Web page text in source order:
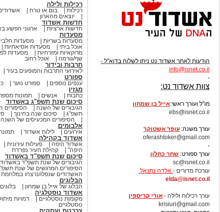
הודעות לאתר אשדוד נט ניתן לשלוח בדוא"ל -
info@isnet.co.i
-
צוות אשדוד נט:
מו"ל ועורך ראשי:אייל בן שמחון
ebs@isnet.co.il
עורך משנה: עופר אשטוקר
oferashtoker@gmail.com
-
עורך ספורט: שחר כחלון
sc@isnet.co.il
עורכת מדורים - אלדה נתנאל
elda@isnet.co.il
עורך רכילות ולילה - אורי קריספין
krisiuri@gmail.com
רכילות ולילה
רכילות בום או טרח
יוצאים מהארון
חדשות אשדוד
חדשות ארציות ארגוני הפשע
מסעדות
מסעדות בשריות
מסעדות
אוכל ביתי
מסעדות אסיאתיות
מרוקאיות ומזרחיות
מסעדות
שף/גורמה
אוכל רחוב
תרבות ובידור
לאירועי התרבות והמופעים בעיר
ספורט
ענפים נוספים ספורט נוער
מגזין
כתבות אנשים תמונות
סיכום שנת תשפ"ג באשדוד
הגיבורים של השנה
תשפ"ג
סיכום שנה בחינוך
הסיפורים המכעיסים של השנה
אלבומים
אירועים לילות אשדוד
אשדוד בקהילה
אשדוד היפה
פעילות עירונית
היפה"
קהילת העיר נפרדת
סיכום שנת תשפ"ד באשדוד
הגיבורים של שנת תשפ"ד
הסיפורים המרגשים של שנת
האשדודים שנפלו/נרצחו במלחמת
הבלוגים
הבלוג של אייל בן שמחון
אשדוד נוסטלגיה
מקומות נוסטלגיים
דמויות
נוסטלגיים